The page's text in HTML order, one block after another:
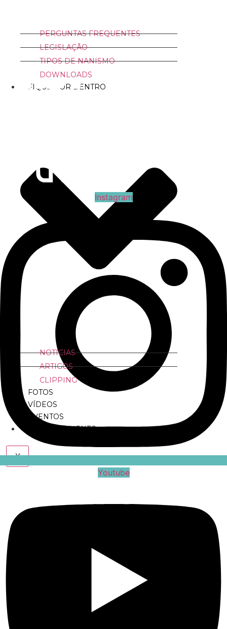
PERGUNTAS FREQUENTES
LEGISLAÇÃO
TIPOS DE NANISMO
DOWNLOADS
FIQUE POR DENTRO
NOTÍCIAS
ARTIGOS
CLIPPING
FOTOS
VÍDEOS
EVENTOS
CADASTRAMENTO
X
Instagram
Youtube